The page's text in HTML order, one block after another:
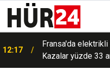
12:17
Fransa'da
Kazalar yüzde 33